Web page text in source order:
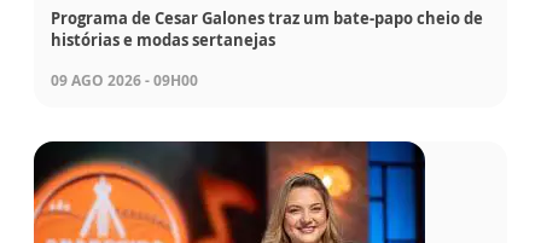
Programa de Cesar Galones traz um bate-papo cheio de
histórias e modas sertanejas
09 AGO 2026 - 09H00